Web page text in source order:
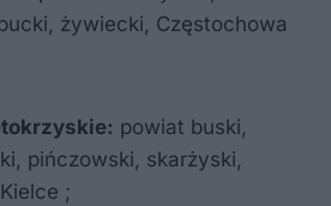
żywiecki, Częstochowa
powiat buski,
pińczowski, skarżyski,
;